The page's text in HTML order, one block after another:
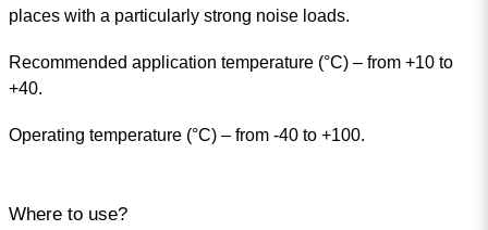
places with a particularly strong noise loads.
Recommended application temperature (°C) – from +10 to
+40.
Operating temperature (°C) – from -40 to +100.
Where to use?